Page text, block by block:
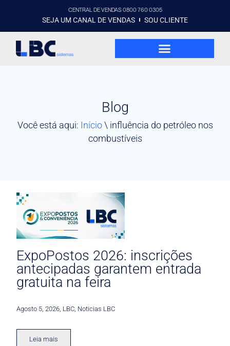
CENTRAL DE VENDAS 0800 760 0305
SEJA UM CANAL DE VENDAS SOU CLIENTE
Blog
Você está aqui: Início\ influência do petróleo nos
combustíveis
ExpoPostos 2026: inscrições
antecipadas garantem entrada
gratuita na feira
Agosto 5, 2026 LBC Noticias LBC
Leia mais